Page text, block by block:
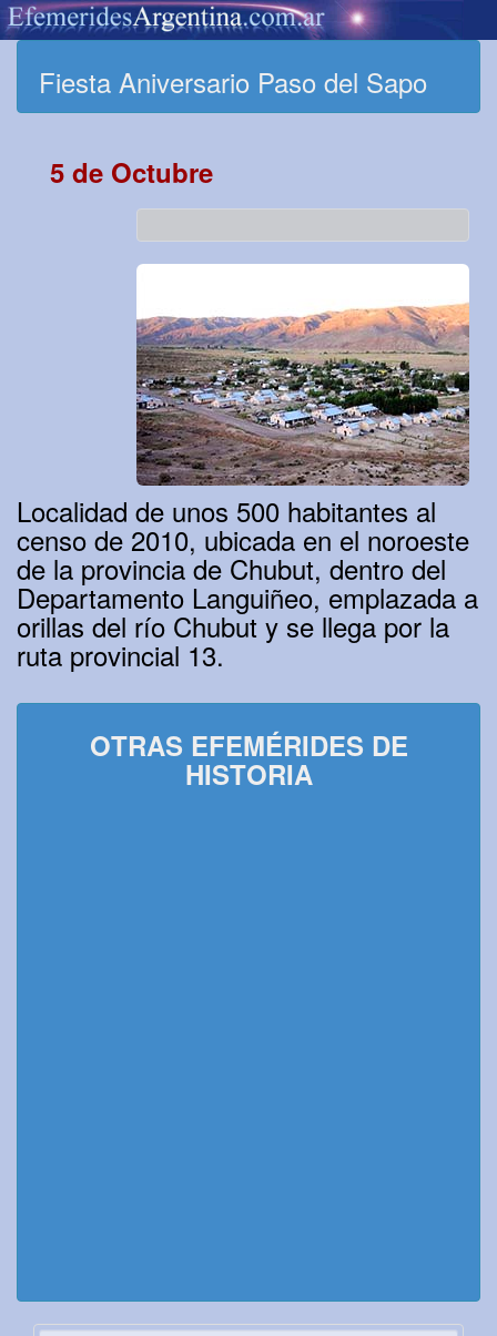
Fiesta Aniversario Paso del Sapo
5 de Octubre
Localidad de unos 500 habitantes al
censo de 2010, ubicada en el noroeste
de la provincia de Chubut, dentro del
Departamento Languiñeo, emplazada a
orillas del río Chubut y se llega por la
ruta provincial 13.
OTRAS EFEMÉRIDES DE
HISTORIA